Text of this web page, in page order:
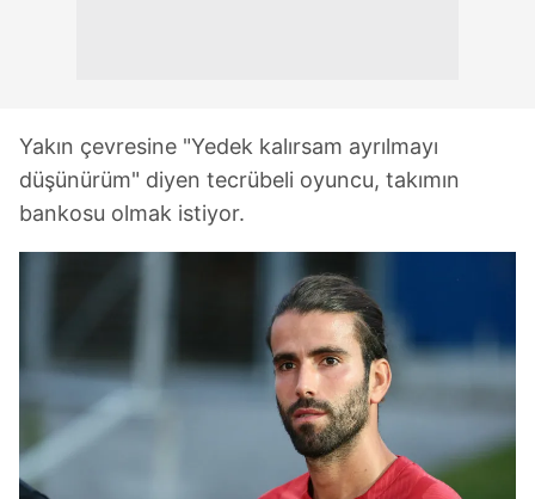
Yakın çevresine "Yedek kalırsam ayrılmayı
düşünürüm" diyen tecrübeli oyuncu, takımın
bankosu olmak istiyor.